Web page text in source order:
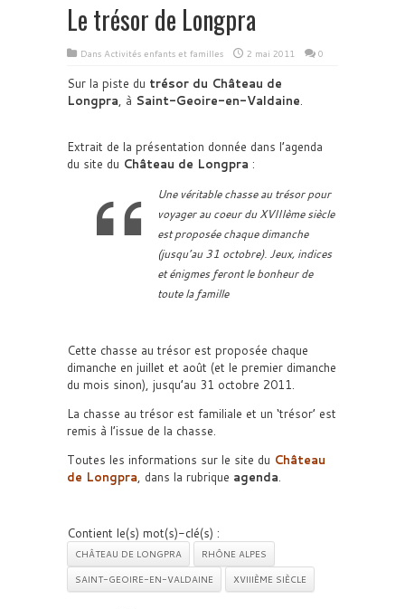
Le trésor de Longpra
Dans Activités enfants et familles 2 mai 2011 0
Sur la piste du trésor du Château de
Longpra, à Saint-Geoire-en-Valdaine.
Extrait de la présentation donnée dans l’agenda
du site du Château de Longpra :
Une véritable chasse au trésor pour
voyager au coeur du XVIIIème siècle
est proposée chaque dimanche
(jusqu’au 31 octobre). Jeux, indices
et énigmes feront le bonheur de
toute la famille
Cette chasse au trésor est proposée chaque
dimanche en juillet et août (et le premier dimanche
du mois sinon), jusqu’au 31 octobre 2011.
La chasse au trésor est familiale et un ‘trésor’ est
remis à l’issue de la chasse.
Toutes les informations sur le site du Château
de Longpra, dans la rubrique agenda.
Contient le(s) mot(s)-clé(s) :
CHÂTEAU DE LONGPRA
RHÔNE ALPES
SAINT-GEOIRE-EN-VALDAINE
XVIIIÈME SIÈCLE